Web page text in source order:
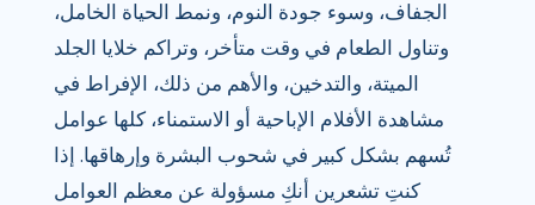
الجفاف، وسوء جودة النوم، ونمط الحياة الخامل،
وتناول الطعام في وقت متأخر، وتراكم خلايا الجلد
الميتة، والتدخين، والأهم من ذلك، الإفراط في
مشاهدة الأفلام الإباحية أو الاستمناء، كلها عوامل
تُسهم بشكل كبير في شحوب البشرة وإرهاقها. إذا
كنتِ تشعرين أنكِ مسؤولة عن معظم العوامل